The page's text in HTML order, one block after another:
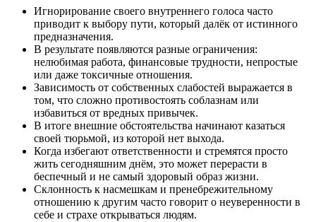
Игнорирование своего внутреннего голоса часто
приводит к выбору пути, который далёк от истинного
предназначения.
В результате появляются разные ограничения:
нелюбимая работа, финансовые трудности, непростые
или даже токсичные отношения.
Зависимость от собственных слабостей выражается в
том, что сложно противостоять соблазнам или
избавиться от вредных привычек.
В итоге внешние обстоятельства начинают казаться
своей тюрьмой, из которой нет выхода.
Когда избегают ответственности и стремятся просто
жить сегодняшним днём, это может перерасти в
беспечный и не самый здоровый образ жизни.
Склонность к насмешкам и пренебрежительному
отношению к другим часто говорит о неуверенности в
себе и страхе открываться людям.